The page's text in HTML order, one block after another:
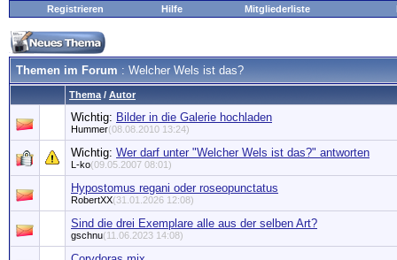
Registrieren Hilfe Mitgliederliste
Themen im Forum : Welcher Wels ist das?
Thema / Autor
Wichtig: Bilder in die Galerie hochladen
Hummer(08.08.2010 13:24)
Wichtig: Wer darf unter "Welcher Wels ist das?" antworten
L-ko(09.05.2007 08:01)
Hypostomus regani oder roseopunctatus
RobertXX(31.01.2026 12:08)
Sind die drei Exemplare alle aus der selben Art?
gschnu(11.06.2023 14:08)